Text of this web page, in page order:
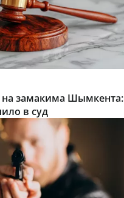
замакима Шымкента:
в суд